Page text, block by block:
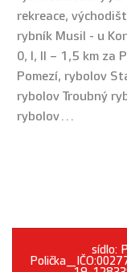
rekreace,
rybník Musil - u
0, I, II – 1,5 km za
Pomezí, rybolov
rybolov Troubný
rybolov…
sídlo: